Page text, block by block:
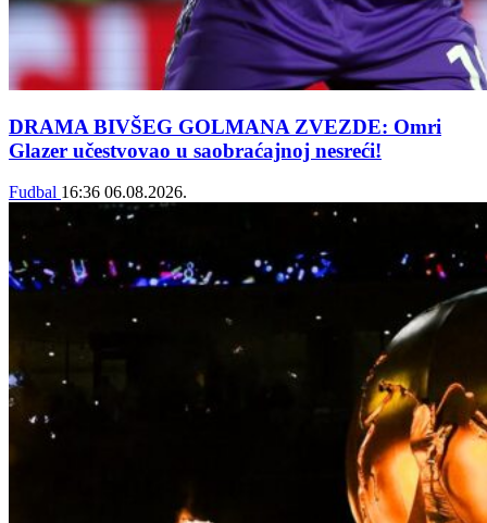
DRAMA BIVŠEG GOLMANA ZVEZDE: Omri
Glazer učestvovao u saobraćajnoj nesreći!
Fudbal 16:36 06.08.2026.